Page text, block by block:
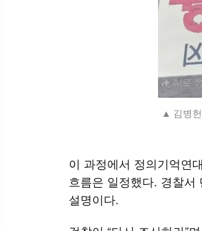
김병
이 과정에서 정의기억연
흐름은 일정했다. 경찰서
설명이다.